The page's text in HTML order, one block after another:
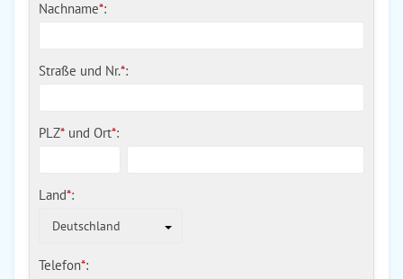
Nachname*:
Straße und Nr.*:
PLZ* und Ort*:
Land*:
Deutschland
Telefon*: